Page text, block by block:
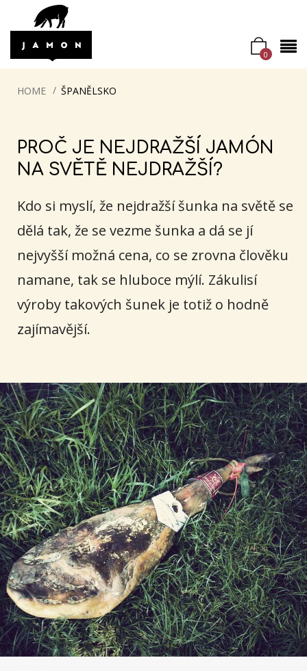
0
HOME ŠPANĚLSKO
PROČ JE NEJDRAŽŠÍ JAMÓN
NA SVĚTĚ NEJDRAŽŠÍ?
Kdo si myslí, že nejdražší šunka na světě se
dělá tak, že se vezme šunka a dá se jí
nejvyšší možná cena, co se zrovna člověku
namane, tak se hluboce mýlí. Zákulisí
výroby takových šunek je totiž o hodně
zajímavější.